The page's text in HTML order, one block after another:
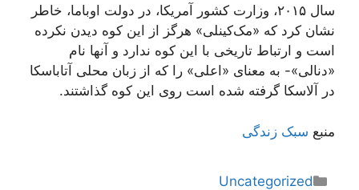
سال ۲۰۱۵، وزارت کشور آمریکا، در دولت اوباما، خاطر
نشان کرد که «مک‌کینلی» هرگز از این کوه دیدن نکرده
است و ارتباط تاریخی با این کوه ندارد و آنها نام
«دنالی»- به معنای «اعلی» را که از زبان محلی آتاباسکا
در آلاسکا گرفته شده است روی این کوه گذاشتند.
منبع سبک زندگی
دسته‌ها
Uncategorized